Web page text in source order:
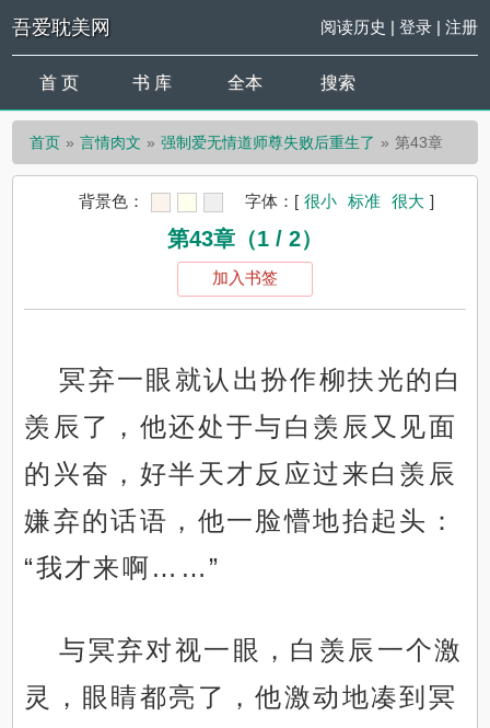
吾爱耽美网 阅读历史 | 登录| 注册
首 页 书 库 全本 搜索
首页 言情肉文 强制爱无情道师尊失败后重生了 第43章
背景色： 字体： [ 很小 标准 很大 ]
第43章（1 / 2）
加入书签
冥弃一眼就认出扮作柳扶光的白
羡辰了，他还处于与白羡辰又见面
的兴奋，好半天才反应过来白羡辰
嫌弃的话语，他一脸懵地抬起头：
“我才来啊……”
与冥弃对视一眼，白羡辰一个激
灵，眼睛都亮了，他激动地凑到冥